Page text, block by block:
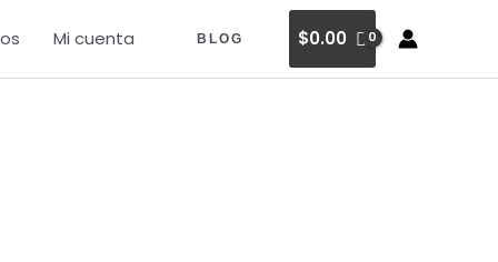
Mi cuenta BLOG $0.00